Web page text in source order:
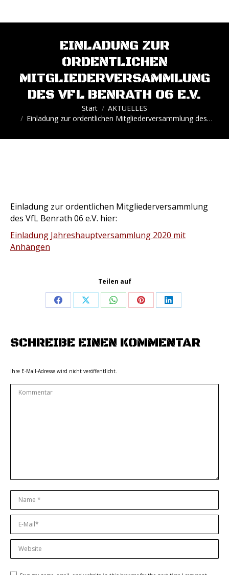
EINLADUNG ZUR
ORDENTLICHEN
MITGLIEDERVERSAMMLUNG
DES VFL BENRATH 06 E.V.
Sie befinden sich hier:
Start
AKTUELLES
Einladung zur ordentlichen Mitgliederversammlung des…
Einladung zur ordentlichen Mitgliederversammlung
des VfL Benrath 06 e.V. hier:
Einladung Jahreshauptversammlung 2020 mit
Anhängen
Teilen auf
Share
Facebook
Share
X
Share
WhatsApp
Share
Pinterest
Share
LinkedIn
SCHREIBE EINEN KOMMENTAR
Ihre E-Mail-Adresse wird nicht veröffentlicht.
Kommentar
Name *
E-Mail *
Website